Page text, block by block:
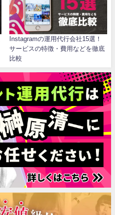
Instagramの運用代行会社15選！
サービスの特徴・費用などを徹底
比較